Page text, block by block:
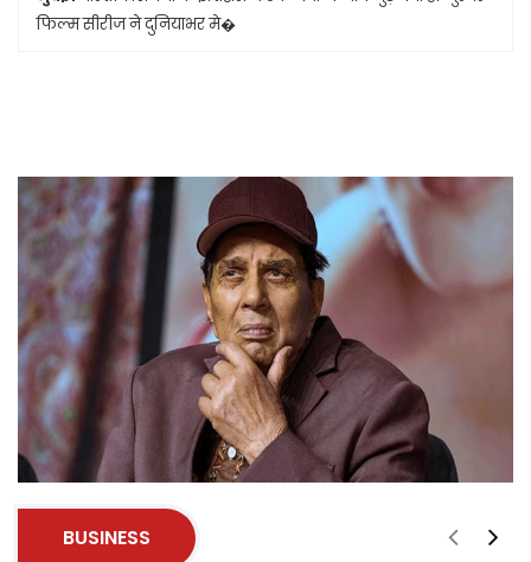
फिल्म सीरीज ने दुनियाभर मे�
BUSINESS